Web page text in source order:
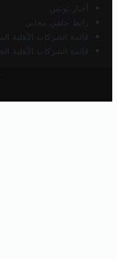
أخبار تونس
رابط خلفي مجاني
قائمة الشركات الأهلية
قائمة الشركات الأهلية